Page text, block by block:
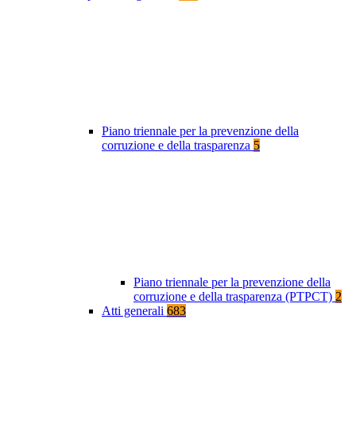
Piano triennale per la prevenzione della
corruzione e della trasparenza 5
Piano triennale per la prevenzione della
corruzione e della trasparenza (PTPCT) 2
Atti generali 683